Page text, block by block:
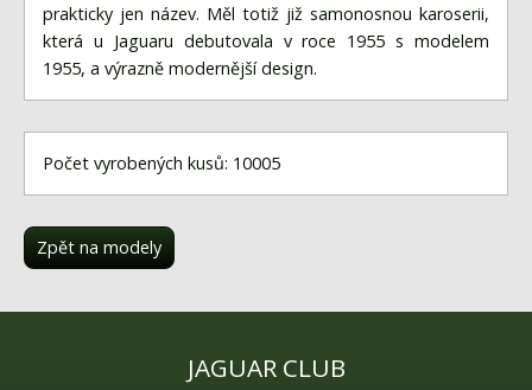
prakticky jen název. Měl totiž již samonosnou karoserii,
která u Jaguaru debutovala v roce 1955 s modelem
1955, a výrazně modernější design.
Počet vyrobených kusů: 10005
Zpět na modely
JAGUAR CLUB